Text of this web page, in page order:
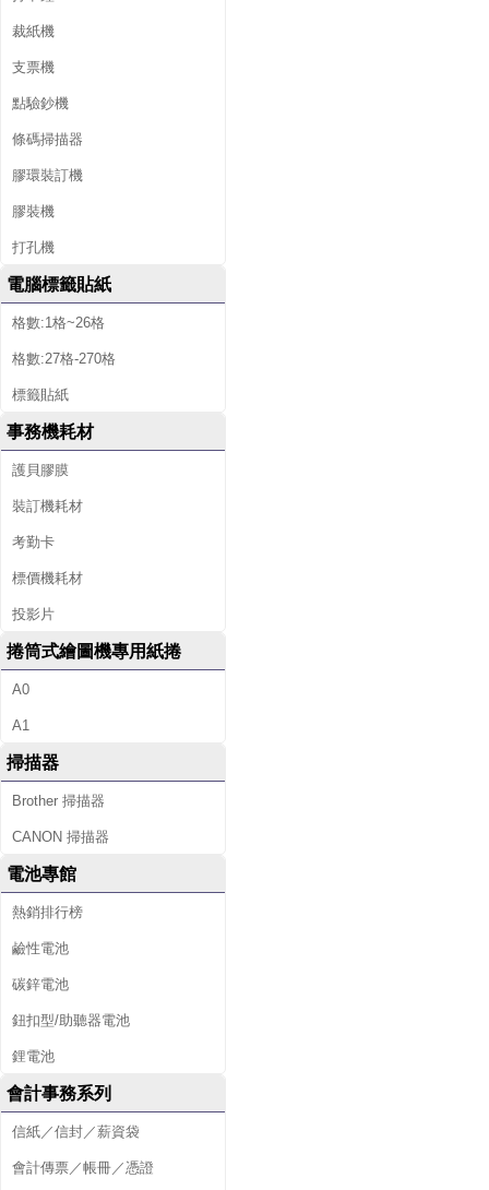
裁紙機
支票機
點驗鈔機
條碼掃描器
膠環裝訂機
膠裝機
打孔機
電腦標籤貼紙
格數:1格~26格
格數:27格-270格
標籤貼紙
事務機耗材
護貝膠膜
裝訂機耗材
考勤卡
標價機耗材
投影片
捲筒式繪圖機專用紙捲
A0
A1
掃描器
Brother 掃描器
CANON 掃描器
電池專館
熱銷排行榜
鹼性電池
碳鋅電池
鈕扣型/助聽器電池
鋰電池
會計事務系列
信紙／信封／薪資袋
會計傳票／帳冊／憑證